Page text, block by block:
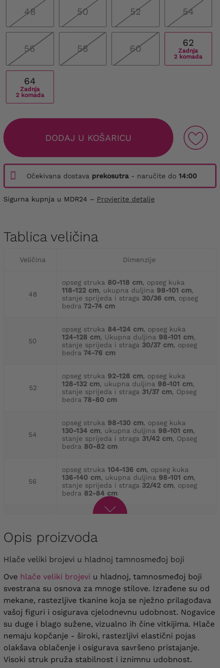
48 50 52 54
56 58 60
62
Zadnja
2 komada
64
Zadnja
2 komada
DODAJ U KOŠARICU
Očekivana dostava prekosutra - naručite do 14:00
Sigurna kupnja u MDR24 – Provjerite detalje
Tablica veličina
Veličina Dimenzije
48
opseg struka 80-118 cm, opseg kuka
118-122 cm, ukupna duljina 98-101 cm,
stanje sprijeda i straga 30/36 cm, opseg
bedra 72-74 cm
50
opseg struka 84-124 cm, opseg kuka
124-128 cm, Ukupna duljina 98-101 cm,
stanje sprijeda i straga 30/37 cm, opseg
bedra 74-76 cm
52
opseg struka 92-128 cm, opseg kuka
128-132 cm, ukupna duljina 98-101 cm,
stanje sprijeda i straga 31/37 cm, Opseg
bedra 78-80 cm
54
opseg struka 98-130 cm, opseg kuka
130-134 cm, ukupna duljina 98-101 cm,
stanje sprijeda i straga 31/42 cm, Opseg
bedra 80-82 cm
56
opseg struka 104-136 cm, opseg kuka
136-140 cm, ukupna duljina 98-101 cm,
stanje sprijeda i straga 32/42 cm, opseg
bedra 82-84 cm
opseg struka 108-144 cm
stanje sprijeda i straga
bedra 84-86 cm
60
opseg struka 112-152 cm, opseg kuka
stanje sprijeda i straga 33/43 cm, opseg
bedra 86-88 cm
62
opseg struka 116-160 cm, opseg kuka
160-164 cm
98-101 cm,
stanje sprijeda i straga
34/43 cm, Opseg
bedara 90-92 cm
opseg struka 120-166 cm, opseg kukova
166-170 cm, ukupna duljina 98-101 cm
Opis proizvoda
hlače veliki brojevi u hladnoj tamnosmeđoj boji
Ove hlače veliki brojevi u hladnoj, tamnosmeđoj boji
svestrana su osnova za mnoge stilove. Izrađene su od
mekane, rastezljive tkanine koja se nježno prilagođava
vašoj figuri i osigurava cjelodnevnu udobnost. Nogavice
su duge i blago sužene, vizualno ih čine vitkijima. Hlače
nemaju kopčanje - široki, rastezljivi elastični pojas
olakšava oblačenje i osigurava savršeno pristajanje.
Visoki struk pruža stabilnost i iznimnu udobnost.